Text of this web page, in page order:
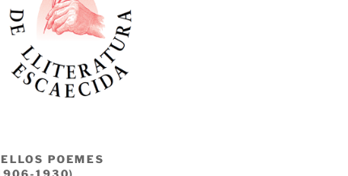
POEMES
1930)